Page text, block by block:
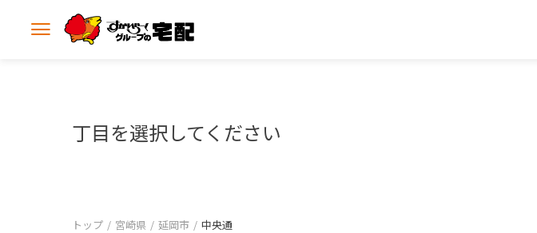
メ
丁目を選択してください
トップ 宮崎県 延岡市 中央通